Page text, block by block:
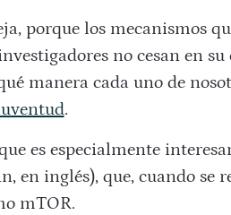
porque los mecanismos
no cesan en
manera cada uno de
.
es especialmente
en inglés), que, cuando se
mTOR.